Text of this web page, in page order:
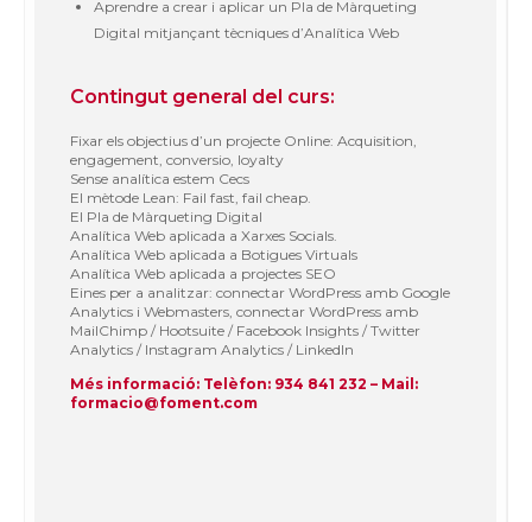
Aprendre a crear i aplicar un Pla de Màrqueting
Digital mitjançant tècniques d’Analítica Web
Contingut general del curs:
Fixar els objectius d’un projecte Online: Acquisition,
engagement, conversio, loyalty
Sense analítica estem Cecs
El mètode Lean: Fail fast, fail cheap.
El Pla de Màrqueting Digital
Analítica Web aplicada a Xarxes Socials.
Analítica Web aplicada a Botigues Virtuals
Analítica Web aplicada a projectes SEO
Eines per a analitzar: connectar WordPress amb Google
Analytics i Webmasters, connectar WordPress amb
MailChimp / Hootsuite / Facebook Insights / Twitter
Analytics / Instagram Analytics / LinkedIn
Més informació: Telèfon: 934 841 232 – Mail:
formacio@foment.com